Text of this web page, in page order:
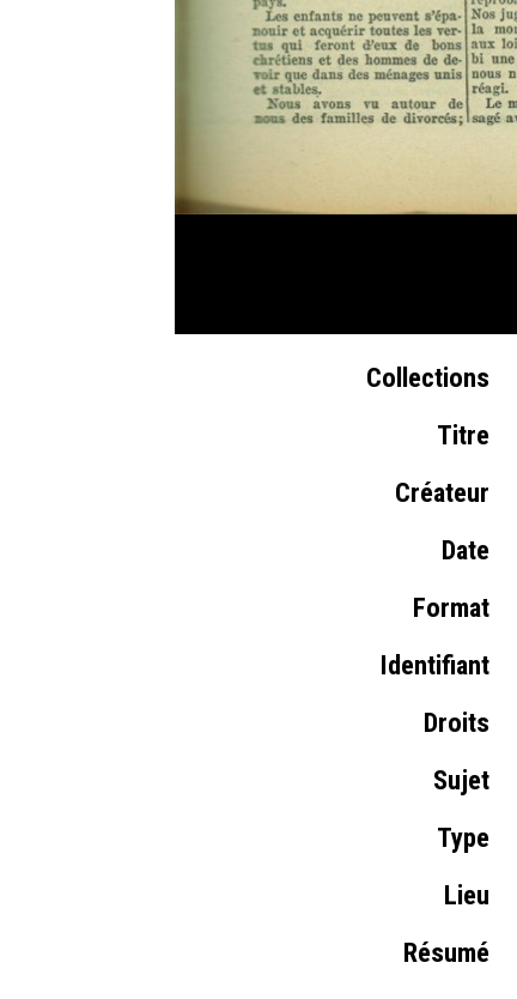
Collections
Titre
Créateur
Date
Format
Identifiant
Droits
Sujet
Type
Lieu
Résumé